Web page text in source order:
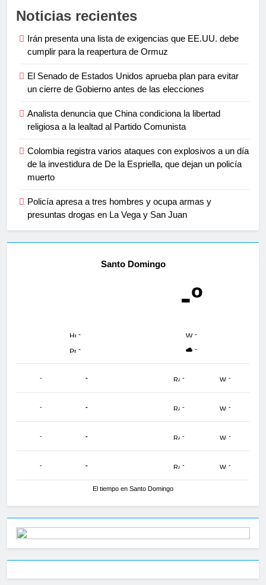
Noticias recientes
Irán presenta una lista de exigencias que EE.UU. debe
cumplir para la reapertura de Ormuz
El Senado de Estados Unidos aprueba plan para evitar
un cierre de Gobierno antes de las elecciones
Analista denuncia que China condiciona la libertad
religiosa a la lealtad al Partido Comunista
Colombia registra varios ataques con explosivos a un día
de la investidura de De la Espriella, que dejan un policía
muerto
Policía apresa a tres hombres y ocupa armas y
presuntas drogas en La Vega y San Juan
Santo Domingo
-º
-
-
-
-
- - - -
- - - -
- - - -
- - - -
El tiempo en Santo Domingo